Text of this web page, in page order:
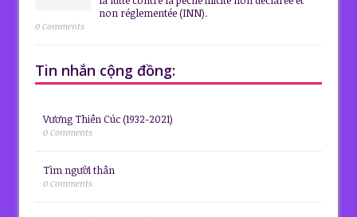
non réglementée (INN).
0 Comments
Tin nhắn cộng đồng:
Vương Thiên Cúc (1932-2021)
0 Comments
Tìm người thân
0 Comments